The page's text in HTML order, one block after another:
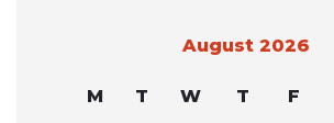
August 2026
M T W T F